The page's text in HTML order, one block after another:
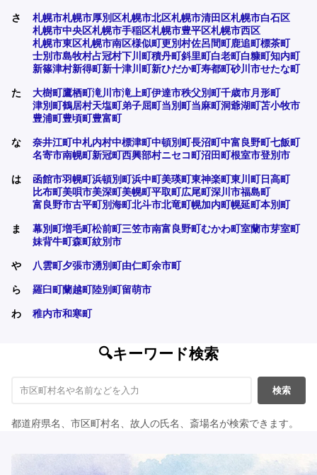
さ 札幌市札幌市厚別区札幌市北区札幌市清田区札幌市白石区
札幌市中央区札幌市手稲区札幌市豊平区札幌市西区
札幌市東区札幌市南区様似町更別村佐呂間町鹿追町標茶町
士別市島牧村占冠村下川町積丹町斜里町白老町白糠町知内町
新篠津村新得町新十津川町新ひだか町寿都町砂川市せたな町
た 大樹町鷹栖町滝川市滝上町伊達市秩父別町千歳市月形町
津別町鶴居村天塩町弟子屈町当別町当麻町洞爺湖町苫小牧市
豊浦町豊頃町豊富町
な 奈井江町中札内村中標津町中頓別町長沼町中富良野町七飯町
名寄市南幌町新冠町西興部村ニセコ町沼田町根室市登別市
は 函館市羽幌町浜頓別町浜中町美瑛町東神楽町東川町日高町
比布町美唄市美深町美幌町平取町広尾町深川市福島町
富良野市古平町別海町北斗市北竜町幌加内町幌延町本別町
ま 幕別町増毛町松前町三笠市南富良野町むかわ町室蘭市芽室町
妹背牛町森町紋別市
や 八雲町夕張市湧別町由仁町余市町
ら 羅臼町蘭越町陸別町留萌市
わ 稚内市和寒町
🔍キーワード検索
検索
都道府県名、市区町村名、故人の氏名、斎場名が検索できます。